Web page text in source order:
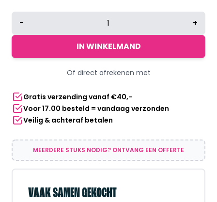
Vacuümrugzak
-
Voor
handbagage
vliegtuig
Zwart
aantal
- +
IN WINKELMAND
Of direct afrekenen met
Gratis verzending vanaf €40,-
Voor 17.00 besteld = vandaag verzonden
Veilig & achteraf betalen
MEERDERE STUKS NODIG? ONTVANG EEN OFFERTE
VAAK SAMEN GEKOCHT